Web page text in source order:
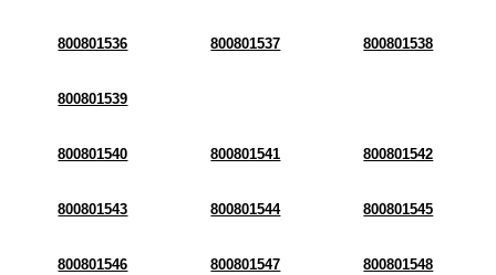
800801536 800801537 800801538
800801539
800801540 800801541 800801542
800801543 800801544 800801545
800801546 800801547 800801548